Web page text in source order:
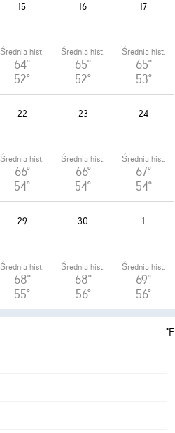
15
Średnia hist.
64°
52°
16
Średnia hist.
65°
52°
17
Średnia hist.
65°
53°
22
Średnia hist.
66°
54°
23
Średnia hist.
66°
54°
24
Średnia hist.
67°
54°
29
Średnia hist.
68°
55°
30
Średnia hist.
68°
56°
1
Średnia hist.
69°
56°
°F